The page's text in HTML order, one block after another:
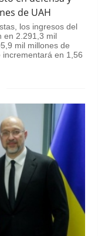
de UAH
los ingresos del
en 2.291,3 mil
mil millones de
incrementará en 1,56